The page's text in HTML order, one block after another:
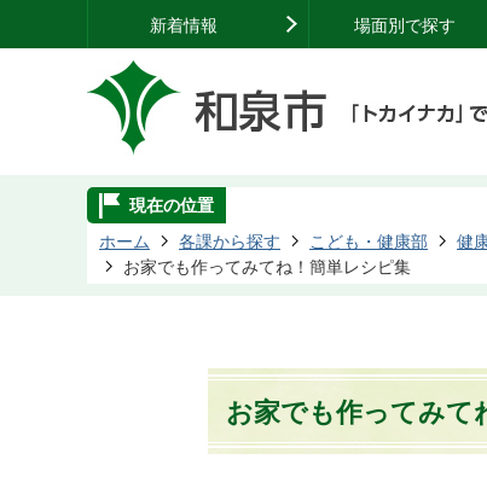
新着情報 場面別で探す
現在の位置
ホーム
各課から探す こども・健康部 健
お家でも作ってみてね！簡単レシピ集
お家でも作ってみて